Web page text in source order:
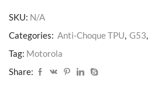
SKU: N/A
Categories: Anti-Choque TPU, G53,
Tag: Motorola
Share: